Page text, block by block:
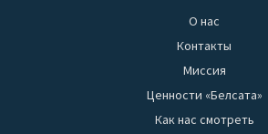
О нас
Контакты
Миссия
Ценности «Белсата»
Как нас смотреть